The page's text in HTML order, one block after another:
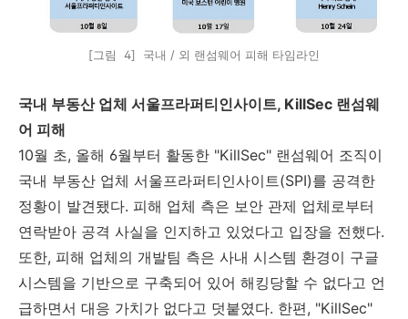
[그림 4] 국내 / 외 랜섬웨어 피해 타임라인
국내 부동산 업체 서울프라퍼티인사이트, KillSec 랜섬웨
어 피해
10월 초, 올해 6월부터 활동한 "KillSec" 랜섬웨어 조직이
국내 부동산 업체 서울프라퍼티인사이트(SPI)를 공격한
정황이 발견됐다. 피해 업체 측은 보안 관제 업체로부터
연락받아 공격 사실을 인지하고 있었다고 입장을 전했다.
또한, 피해 업체의 개발팀 측은 사내 시스템 환경이 구글
시스템을 기반으로 구축되어 있어 해킹당할 수 없다고 언
급하면서 대응 가치가 없다고 덧붙였다. 한편, "KillSec"